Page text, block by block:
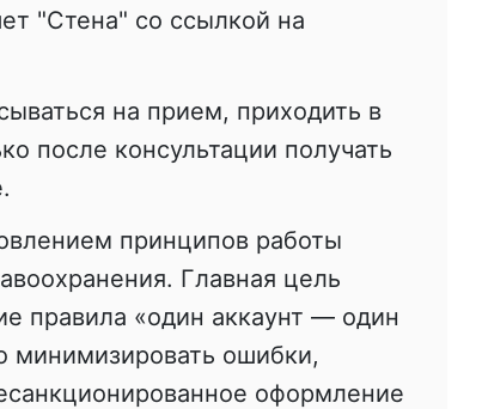
"Стена" со ссылкой на
на прием, приходить в
после консультации получать
принципов работы
Главная цель
правила «один аккаунт — один
минимизировать ошибки,
оформление